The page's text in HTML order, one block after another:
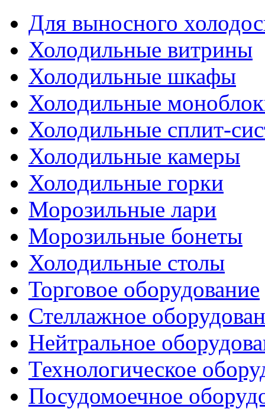
Для выносного
Холодильные витрины
Холодильные шкафы
Холодильные
Холодильные сплит-
Холодильные камеры
Холодильные горки
Морозильные лари
Морозильные бонеты
Холодильные столы
Торговое оборудование
Стеллажное
Нейтральное
Технологическое
Посудомоечное